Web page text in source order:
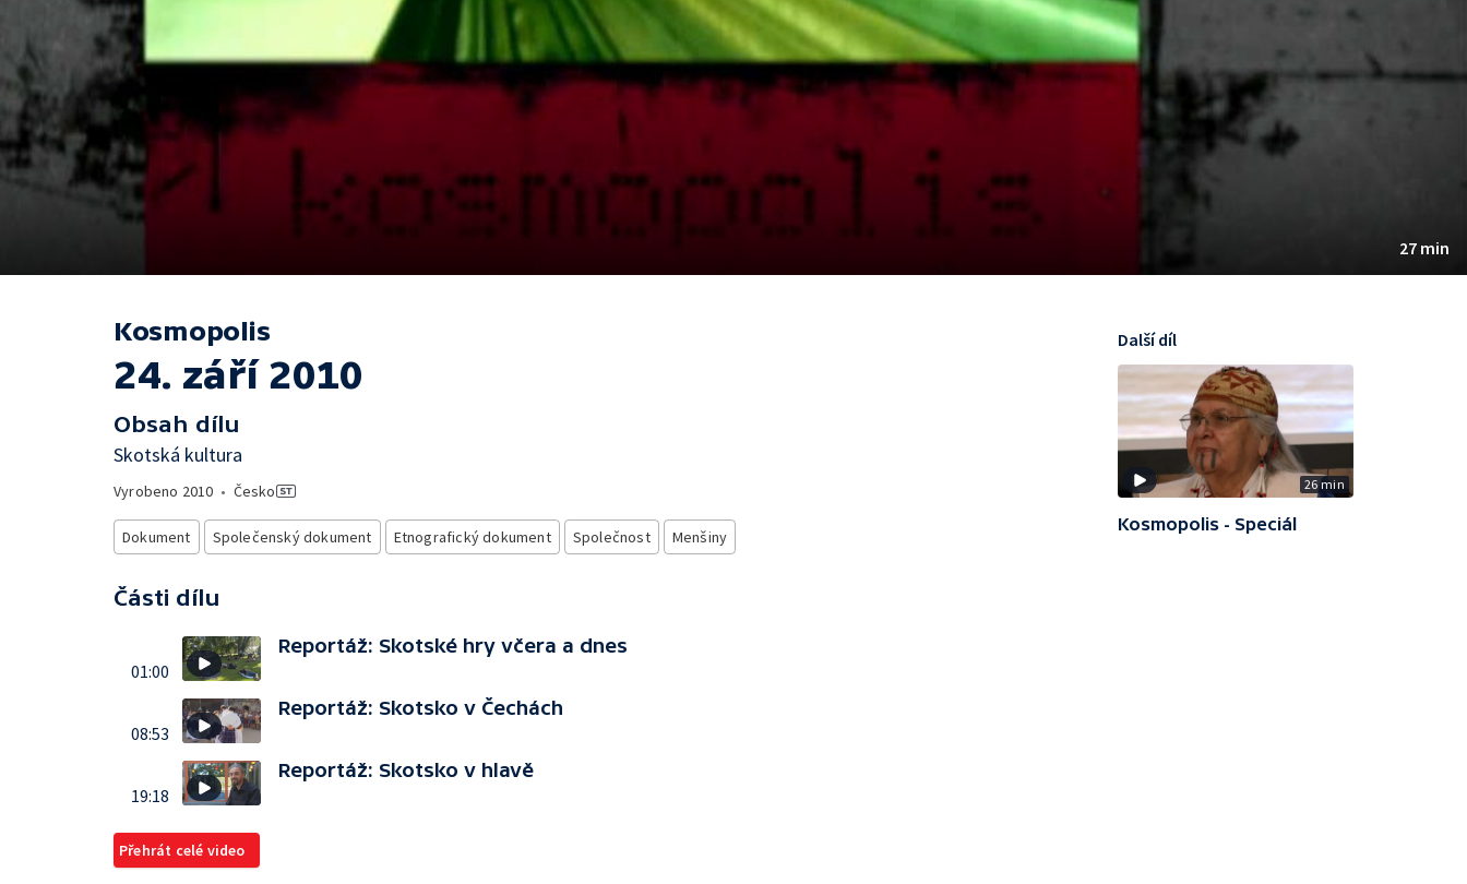
27 min
Kosmopolis
24. září 2010
Obsah dílu
Skotská kultura
Vyrobeno 2010 • Česko
Dokument Společenský dokument Etnografický dokument Společnost Menšiny
Části dílu
01:00
Reportáž: Skotské hry včera a dnes
08:53
Reportáž: Skotsko v Čechách
19:18
Reportáž: Skotsko v hlavě
Přehrát celé video
26 min
Další díl
Kosmopolis - Speciál